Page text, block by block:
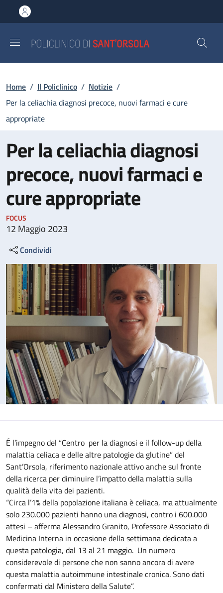
al contenuto principale
to footer content
Briciole di pane
Home / Il Policlinico / Notizie /
Per la celiachia diagnosi precoce, nuovi farmaci e cure
appropriate
Per la celiachia diagnosi
precoce, nuovi farmaci e
cure appropriate
FOCUS
12 Maggio 2023
Condividi
É l’impegno del “Centro per la diagnosi e il follow-up della
malattia celiaca e delle altre patologie da glutine” del
Sant’Orsola, riferimento nazionale attivo anche sul fronte
della ricerca per diminuire l’impatto della malattia sulla
qualità della vita dei pazienti.
“Circa l’1% della popolazione italiana è celiaca, ma attualmente
solo 230.000 pazienti hanno una diagnosi, contro i 600.000
attesi – afferma Alessandro Granito, Professore Associato di
Medicina Interna in occasione della settimana dedicata a
questa patologia, dal 13 al 21 maggio. Un numero
considerevole di persone che non sanno ancora di avere
questa malattia autoimmune intestinale cronica. Sono dati
confermati dal Ministero della Salute”.